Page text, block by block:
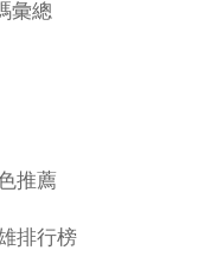
彙總
推薦
排行榜